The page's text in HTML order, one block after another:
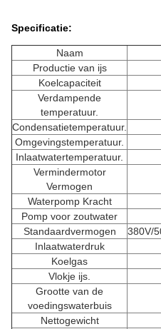
Specificatie:
Naam
Productie van ijs
Koelcapaciteit
Verdampende
temperatuur.
Condensatietemperatuur.
Omgevingstemperatuur.
Inlaatwatertemperatuur.
Vermindermotor
Vermogen
Waterpomp Kracht
Pomp voor zoutwater
Standaardvermogen
380V/
Inlaatwaterdruk
Koelgas
Vlokje ijs.
Grootte van de
voedingswaterbuis
Nettogewicht